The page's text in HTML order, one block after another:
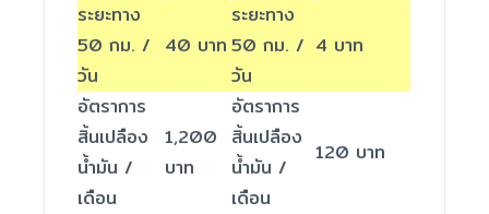
ระยะทาง
50 กม. /
วัน
40 บาท
ระยะทาง
50 กม. /
วัน
4 บาท
อัตราการ
สิ้นเปลือง
น้ำมัน /
เดือน
1,200
บาท
อัตราการ
สิ้นเปลือง
น้ำมัน /
เดือน
120 บาท